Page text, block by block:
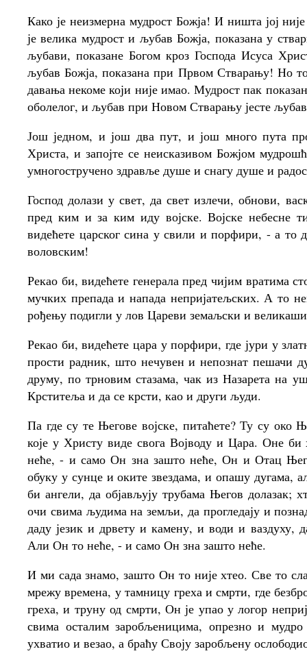
Како је неизмерна мудрост Божја! И ништа јој
је велика мудрост и љубав Божја, показана у
љубави, показане Богом кроз Господа Исуса
љубав Божја, показана при Првом Стварању! Но
давања некоме који није имао. Мудрост пак
оболелог, и љубав при Новом Стварању јесте
Још једном, и још два пут, и још много пута
Христа, и запојте се неисказивом Божјом
умногостручено здравље душе и снагу душе и
Господ долази у свет, да свет излечи, обнови,
пред ким и за ким иду војске. Војске небесне
видећете царског сина у свили и порфири, - а то
воловским!
Рекао би, видећете генерала пред чијим вратима
мучких препада и напада непријатељских. А то
рођењу подигли у лов Цареви земаљски и
Рекао би, видећете цара у порфири, где јури у
прости радник, што нечувен и непознат пешачи
друму, по трновим стазама, чак из Назарета на
Крститеља и да се крсти, као и други људи.
Па где су те Његове војске, питаћете? Ту су око
које у Христу виде свога Војводу и Цара. Оне
неће, - и само Он зна зашто неће, Он и Отац
обуку у сунце и оките звездама, и опашу
би ангели, да објављују трубама Његов долазак;
очи свима људима на земљи, да прогледају и
даду језик и дрвету и камену, и води и
Али Он то неће, - и само Он зна зашто неће.
И ми сада знамо, зашто Он то није хтео. Све то
мрежу времена, у тамницу греха и смрти, где
греха, и труну од смрти, Он је упао у логор
свима осталим заробљеницима, опрезно и
ухватио и везао, а браћу Своју заробљену